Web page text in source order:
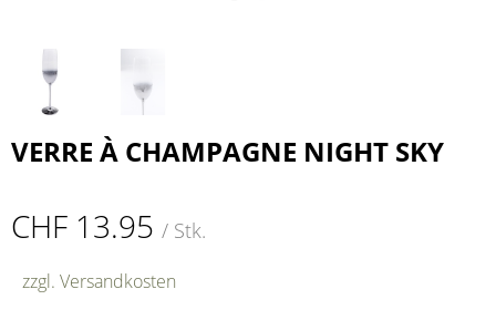
VERRE À CHAMPAGNE NIGHT SKY
CHF 13.95 / Stk.
zzgl. Versandkosten